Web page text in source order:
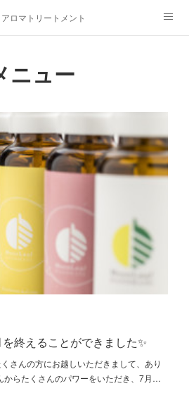
アロマトリートメントMenu
FOR COMPANY
ニュー
終えることができました✨
さんの方にお越しいただきまして、あり
からたくさんのパワーをいただき、7月…